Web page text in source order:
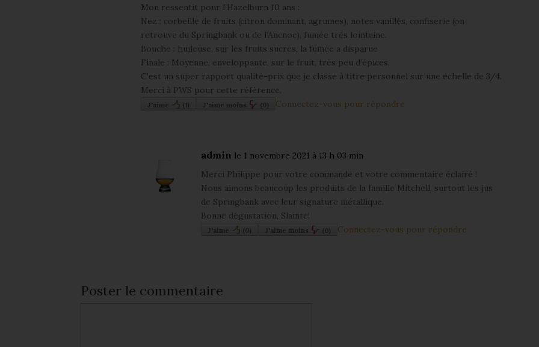
Mon ressentit pour l’Hazelburn 10 ans :
Nez : corbeille de fruits (citron dominant, agrumes), notes vanillés, confiserie (on
retrouve du Springbank ou de l’Ancnoc), fumée très lointaine.
Bouche : huileuse, sur les fruits sucrés, la fumée a disparue
Finale : Moyenne, enveloppante, sur le fruit, très peu d’épices.
C’est un super rapport qualité-prix que je classe à titre personnel sur une échelle de 3/4.
Merci à PWS pour cette référence.
Connectez-vous pour répondre
J'aime ( 1) J'aime moins (0)
admin le 1 novembre 2021 à 13 h 03 min
Merci Philippe pour votre commande et votre commentaire éclairé !
Nous aimons beaucoup les produits de la famille Mitchell, surtout les jus
de Springbank avec leur signature métallique.
Bonne dégustation, Slainte!
Connectez-vous pour répondre
J'aime (0) J'aime moins (0)
Poster le commentaire